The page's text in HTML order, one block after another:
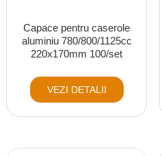
Capace pentru caserole
aluminiu 780/800/1125cc
220x170mm 100/set
VEZI DETALII